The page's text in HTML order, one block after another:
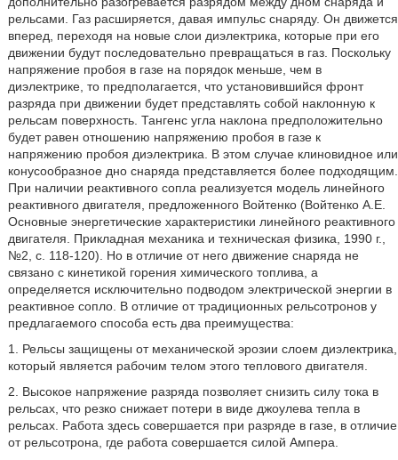
рельсами. Газ расширяется, давая импульс снаряду. Он движется
вперед, переходя на новые слои диэлектрика, которые при его
движении будут последовательно превращаться в газ. Поскольку
напряжение пробоя в газе на порядок меньше, чем в
диэлектрике, то предполагается, что установившийся фронт
разряда при движении будет представлять собой наклонную к
рельсам поверхность. Тангенс угла наклона предположительно
будет равен отношению напряжению пробоя в газе к
напряжению пробоя диэлектрика. В этом случае клиновидное или
конусообразное дно снаряда представляется более подходящим.
При наличии реактивного сопла реализуется модель линейного
реактивного двигателя, предложенного Войтенко (Войтенко А.Е.
Основные энергетические характеристики линейного реактивного
двигателя. Прикладная механика и техническая физика, 1990 г.,
№2, с. 118-120). Но в отличие от него движение снаряда не
связано с кинетикой горения химического топлива, а
определяется исключительно подводом электрической энергии в
реактивное сопло. В отличие от традиционных рельсотронов у
предлагаемого способа есть два преимущества:
1. Рельсы защищены от механической эрозии слоем диэлектрика,
который является рабочим телом этого теплового двигателя.
2. Высокое напряжение разряда позволяет снизить силу тока в
рельсах, что резко снижает потери в виде джоулева тепла в
рельсах. Работа здесь совершается при разряде в газе, в отличие
от рельсотрона, где работа совершается силой Ампера.